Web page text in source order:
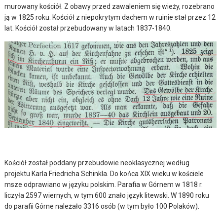
murowany kościół. Z obawy przed zawaleniem się wieży, rozebrano
ją w 1825 roku. Kościół z niepokrytym dachem w ruinie stał przez 12
lat. Kościół został przebudowany w latach 1837-1840.
Kościół został poddany przebudowie neoklasycznej według
projektu Karla Friedricha Schinkla. Do końca XIX wieku w kościele
msze odprawiano w języku polskim. Parafia w Górnem w 1818 r.
liczyła 2597 wiernych, w tym 600 znało język litewski. W 1890 roku
do parafii Górne należało 3316 osób (w tym było 100 Polaków).